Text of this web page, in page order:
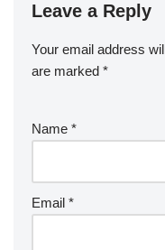
Leave a Reply
Your email address
are marked *
Name *
Email *